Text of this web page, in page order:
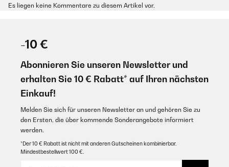
Es liegen keine Kommentare zu diesem Artikel vor.
-10 €
Abonnieren Sie unseren Newsletter und
erhalten Sie 10 € Rabatt* auf Ihren nächsten
Einkauf!
Melden Sie sich für unseren Newsletter an und gehören Sie zu
den Ersten, die über kommende Sonderangebote informiert
werden.
*Der 10 € Rabatt ist nicht mit anderen Gutscheinen kombinierbar.
Mindestbestellwert 100 €.